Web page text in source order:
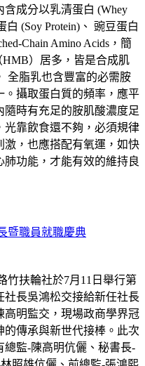
成分以乳清蛋白 (Whey
白 (Soy Protein)、 豌豆蛋白
Chain Amino Acids，簡
）居多，皆是合成肌
全脂乳也含豐富的必需胺
攝取蛋白質的頻率，應平
時有充足的胺肌酸濃度足
靠飲食還不夠，必須規律
激，也應搭配有氧運，如快
功能，才能有效的維持良
暨職員就職慶典
竹扶輪社於7月11日舉行第
社長吳鴻松交接給新任社長
高明監交，現場政商學界冠
傳承與新世代接棒。此次
監-陳高明伉儷、秘書長-